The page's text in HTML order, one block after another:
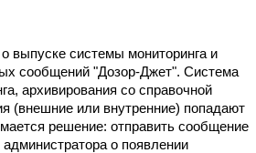
выпуске системы мониторинга и
сообщений "Дозор-Джет". Система
архивирования со справочной
(внешние или внутренние) попадают
решение: отправить сообщение
о появлении